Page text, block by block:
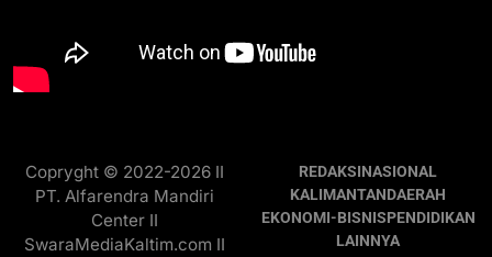
Copryght © 2022-2026 II
PT. Alfarendra Mandiri
Center II
SwaraMediaKaltim.com II
REDAKSINASIONAL
KALIMANTANDAERAH
EKONOMI-BISNISPENDIDIKAN
LAINNYA